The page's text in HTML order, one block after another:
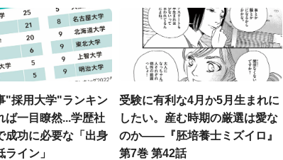
"採用大学"ランキン
ば一目瞭然...学歴社
成功に必要な「出身
ライン」
受験に有利な4月か5月生まれに
したい。産む時期の厳選は愛な
のか――『胚培養士ミズイロ』
第7巻 第42話